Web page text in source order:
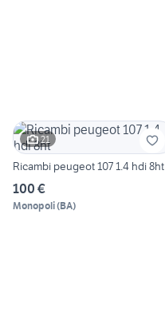
21
Ricambi peugeot 107 1.4 hdi 8ht
100 €
Monopoli(BA)